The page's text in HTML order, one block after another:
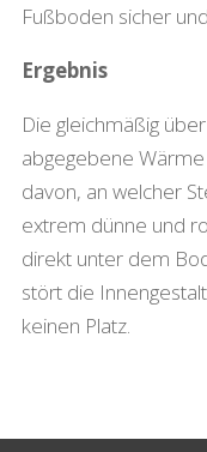
Fußboden sicher
Ergebnis
Die gleichmäßig
abgegebene
davon, an welcher
extrem dünne und
direkt unter dem
stört die
keinen Platz.